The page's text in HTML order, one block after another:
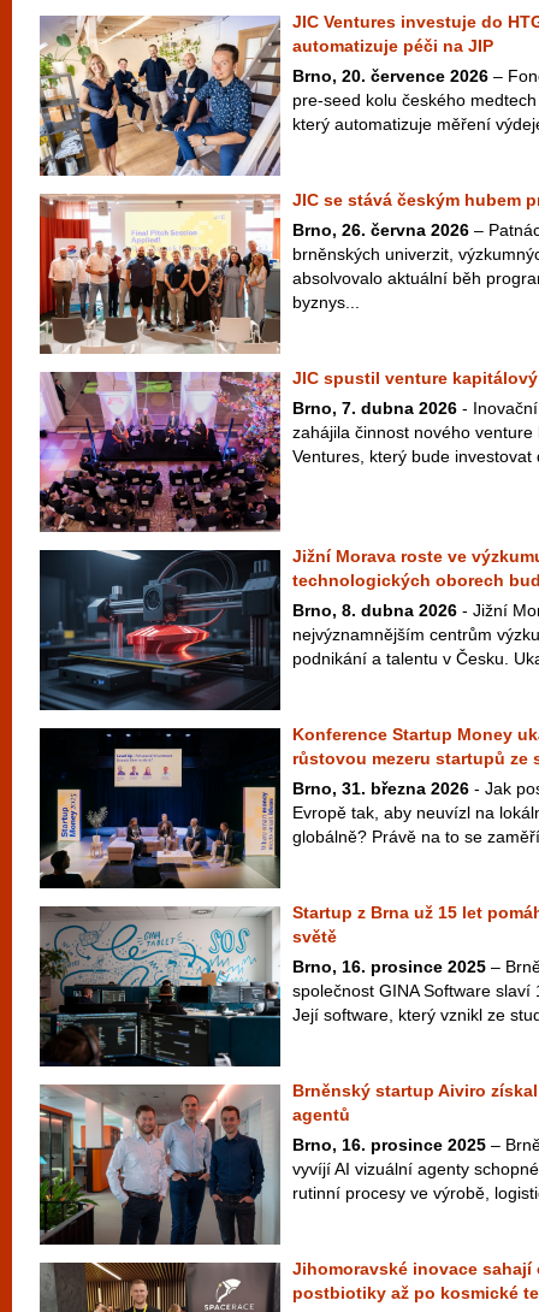
JIC Ventures investuje do
automatizuje péči na JIP
Brno, 20. července 2026 –
pre-seed kolu českého
který automatizuje měření
JIC se stává českým hubem
Brno, 26. června 2026 –
brněnských univerzit,
absolvovalo aktuální běh
byznys...
JIC spustil venture
Brno, 7. dubna 2026 -
zahájila činnost nového
Ventures, který bude investovat
Jižní Morava roste ve
technologických oborech
Brno, 8. dubna 2026 - Jižní
nejvýznamnějším centrům
podnikání a talentu v Česku.
Konference Startup Money
růstovou mezeru startupů ze
Brno, 31. března 2026 - Jak
Evropě tak, aby neuvízl na
globálně? Právě na to se
Startup z Brna už 15 let
světě
Brno, 16. prosince 2025 –
společnost GINA Software
Její software, který vznikl ze
Brněnský startup Aiviro
agentů
Brno, 16. prosince 2025 –
vyvíjí AI vizuální agenty
rutinní procesy ve výrobě,
Jihomoravské inovace sahají
postbiotiky až po kosmické